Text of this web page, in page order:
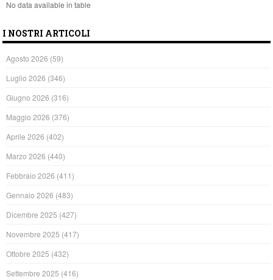
No data available in table
I NOSTRI ARTICOLI
Agosto 2026 (59)
Luglio 2026 (346)
Giugno 2026 (316)
Maggio 2026 (376)
Aprile 2026 (402)
Marzo 2026 (440)
Febbraio 2026 (411)
Gennaio 2026 (483)
Dicembre 2025 (427)
Novembre 2025 (417)
Ottobre 2025 (432)
Settembre 2025 (416)